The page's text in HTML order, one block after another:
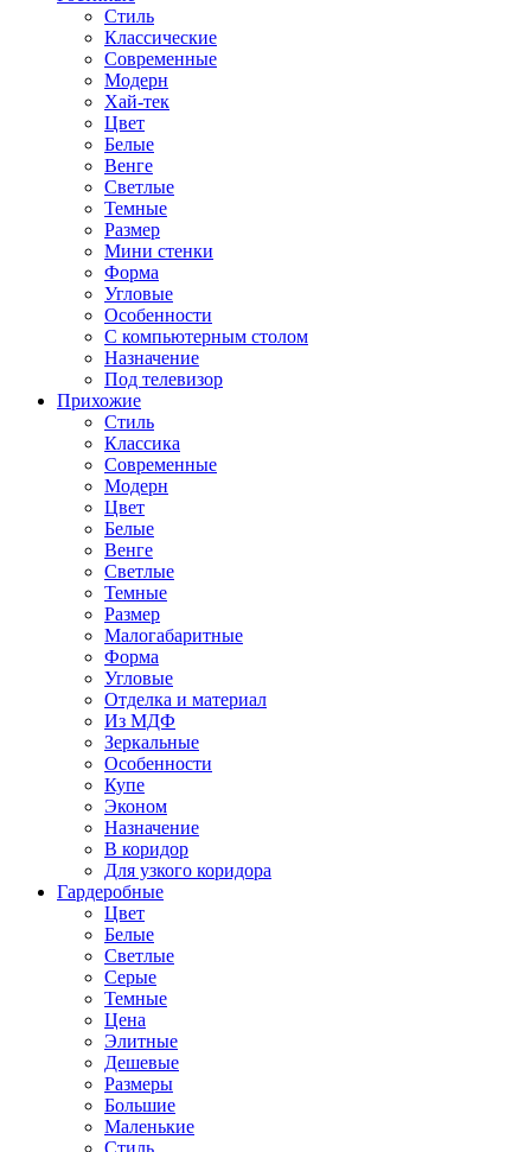
Стиль
Классические
Современные
Модерн
Хай-тек
Цвет
Белые
Венге
Светлые
Темные
Размер
Мини стенки
Форма
Угловые
Особенности
С компьютерным столом
Назначение
Под телевизор
Прихожие
Стиль
Классика
Современные
Модерн
Цвет
Белые
Венге
Светлые
Темные
Размер
Малогабаритные
Форма
Угловые
Отделка и материал
Из МДФ
Зеркальные
Особенности
Купе
Эконом
Назначение
В коридор
Для узкого коридора
Гардеробные
Цвет
Белые
Светлые
Серые
Темные
Цена
Элитные
Дешевые
Размеры
Большие
Маленькие
Стиль